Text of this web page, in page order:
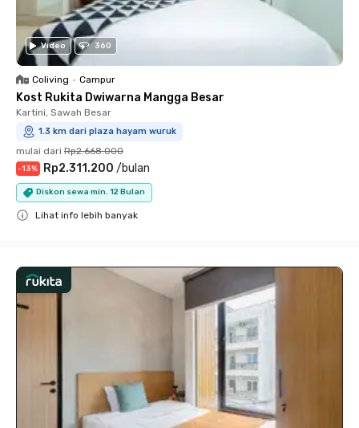
Video 360
Coliving • Campur
Kost Rukita Dwiwarna Mangga Besar
Kartini, Sawah Besar
1.3 km dari plaza hayam wuruk
mulai dari Rp2.668.000
-13% Rp2.311.200 /bulan
Diskon sewa min. 12 Bulan
Lihat info lebih banyak